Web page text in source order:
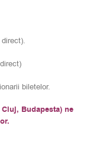
biletelor.
Budapesta) ne